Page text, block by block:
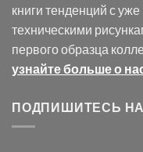
книги тенденций с
техническими
первого образца
узнайте больше о
ПОДПИШИТЕСЬ